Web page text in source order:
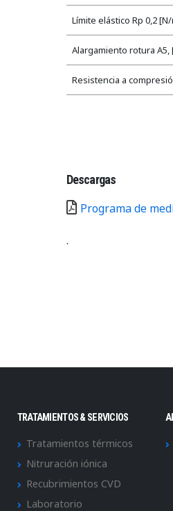
Límite elástico Rp 0,2
Alargamiento rotura A5,
Resistencia a
Descargas
Programa de
.
TRATAMIENTOS & SERVICIOS
Tratamientos térmicos
Nitruración iónica
Recubrimientos CVD
Laboratorio